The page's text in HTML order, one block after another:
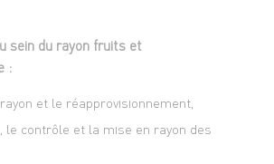
sein du rayon fruits et
:
et le réapprovisionnement,
le contrôle et la mise en rayon des